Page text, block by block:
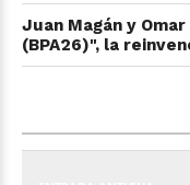
Juan Magán y
(BPA26)", la